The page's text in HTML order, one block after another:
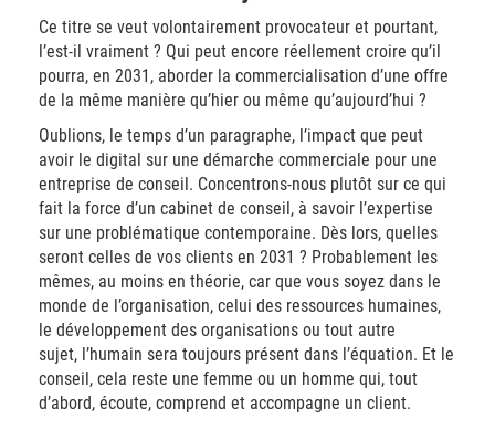
Ce titre se veut volontairement provocateur et pourtant,
l’est-il vraiment ? Qui peut encore réellement croire qu’il
pourra, en 2031, aborder la commercialisation d’une offre
de la même manière qu’hier ou même qu’aujourd’hui ?
Oublions, le temps d’un paragraphe, l’impact que peut
avoir le digital sur une démarche commerciale pour une
entreprise de conseil. Concentrons-nous plutôt sur ce qui
fait la force d’un cabinet de conseil, à savoir l’expertise
sur une problématique contemporaine. Dès lors, quelles
seront celles de vos clients en 2031 ? Probablement les
mêmes, au moins en théorie, car que vous soyez dans le
monde de l’organisation, celui des ressources humaines,
le développement des organisations ou tout autre
sujet, l’humain sera toujours présent dans l’équation. Et le
conseil, cela reste une femme ou un homme qui, tout
d’abord, écoute, comprend et accompagne un client.